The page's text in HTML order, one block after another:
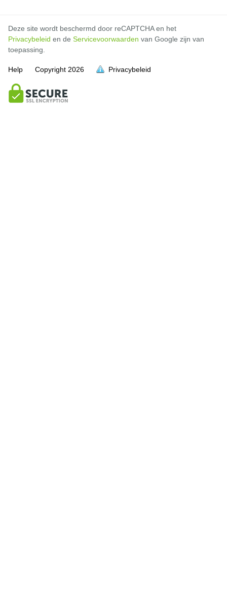
Deze site wordt beschermd door reCAPTCHA en het
Privacybeleid en de Servicevoorwaarden van Google zijn van
toepassing.
Help Copyright 2026 Privacybeleid